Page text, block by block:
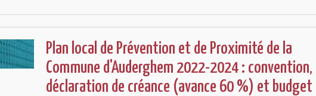
Plan local de Prévention et de Proximité de la
Commune d'Auderghem 2022-2024 : convention,
déclaration de créance (avance 60 %) et budget